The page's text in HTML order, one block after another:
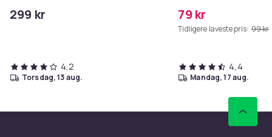
299 kr
4,2
torsdag, 13 aug.
79 kr
Tidligere laveste pris: 99 kr
4,4
mandag, 17 aug.